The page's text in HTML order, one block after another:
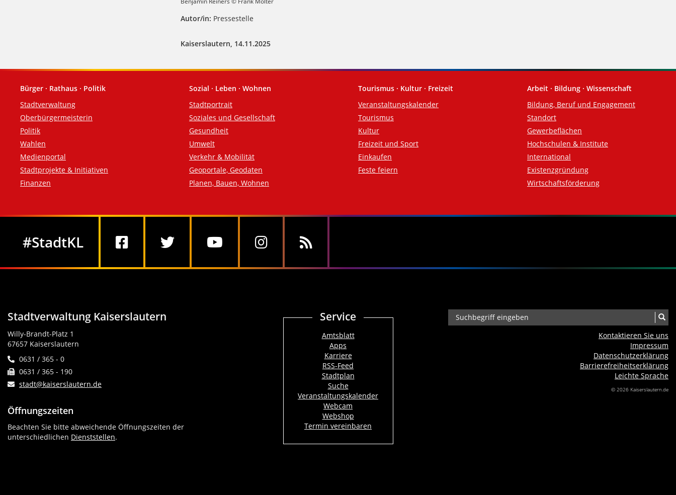
Autor/in: Pressestelle
Kaiserslautern, 14.11.2025
Fußzeile
Bürger · Rathaus · Politik
Stadtverwaltung
Oberbürgermeisterin
Politik
Wahlen
Medienportal
Stadtprojekte & Initiativen
Finanzen
Sozial · Leben · Wohnen
Stadtportrait
Soziales und Gesellschaft
Gesundheit
Umwelt
Verkehr & Mobilität
Geoportale, Geodaten
Planen, Bauen, Wohnen
Tourismus · Kultur · Freizeit
Veranstaltungskalender
Tourismus
Kultur
Freizeit und Sport
Einkaufen
Feste feiern
Arbeit · Bildung · Wissenschaft
Bildung, Beruf und Engagement
Standort
Gewerbeflächen
Hochschulen & Institute
International
Existenzgründung
Wirtschaftsförderung
#StadtKL
Stadtverwaltung Kaiserslautern
Willy-Brandt-Platz 1
67657 Kaiserslautern
0631 / 365 - 0
0631 / 365 - 190
stadt@kaiserslautern.de
Öffnungszeiten
Beachten Sie bitte abweichende Öffnungszeiten der
unterschiedlichen Dienststellen.
Service
Amtsblatt
Apps
Karriere
RSS-Feed
Stadtplan
Suche
Veranstaltungskalender
Webcam
Webshop
Termin vereinbaren
Kontaktieren Sie uns
Impressum
Datenschutzerklärung
Barrierefreiheits­erklärung
Leichte Sprache
© 2026 Kaiserslautern.de